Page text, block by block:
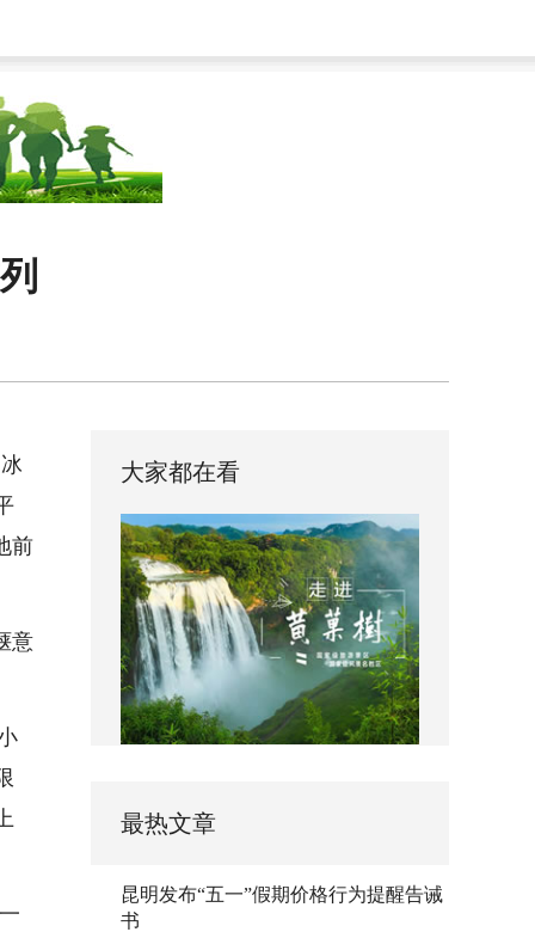
前
意
大家都在看
最热文章
昆明发布“五一”假期价格行为提醒告诫
书